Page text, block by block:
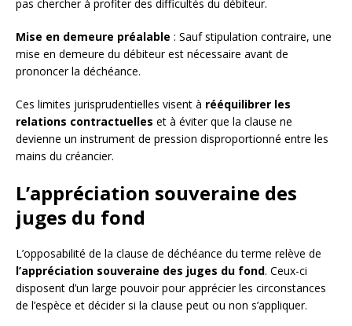
pas chercher à profiter des difficultés du débiteur.
Mise en demeure préalable : Sauf stipulation contraire, une
mise en demeure du débiteur est nécessaire avant de
prononcer la déchéance.
Ces limites jurisprudentielles visent à rééquilibrer les
relations contractuelles et à éviter que la clause ne
devienne un instrument de pression disproportionné entre les
mains du créancier.
L’appréciation souveraine des
juges du fond
L’opposabilité de la clause de déchéance du terme relève de
l’appréciation souveraine des juges du fond. Ceux-ci
disposent d’un large pouvoir pour apprécier les circonstances
de l’espèce et décider si la clause peut ou non s’appliquer.